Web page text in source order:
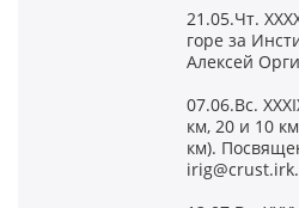
21.05.Чт.
горе за
Алексей
07.06.Вс.
км, 20 и 10
км).